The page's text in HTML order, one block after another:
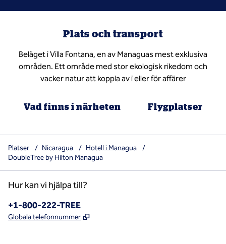
Plats och transport
Beläget i Villa Fontana, en av Managuas mest exklusiva
områden. Ett område med stor ekologisk rikedom och
vacker natur att koppla av i eller för affärer
Vad finns i närheten Flygplatser
Platser / Nicaragua / Hotell i Managua
/
DoubleTree by Hilton Managua
Hur kan vi hjälpa till?
Telefon:
+1-800-222-TREE
Globala telefonnummer ,